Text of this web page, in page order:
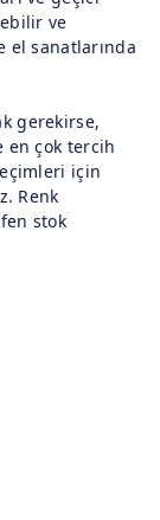
ve
el sanatlarında
gerekirse,
en çok tercih
için
Renk
stok